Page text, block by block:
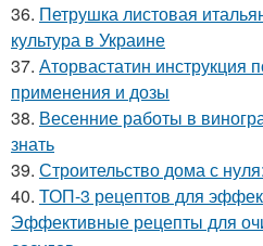
36. Петрушка листовая
культура в Украине
37. Аторвастатин
применения и дозы
38. Весенние работы в
знать
39. Строительство дома с
40. ТОП-3 рецептов для
Эффективные рецепты для